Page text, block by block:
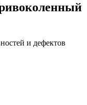
и дефектов